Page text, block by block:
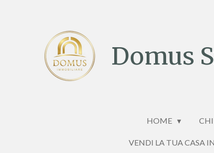
Domus
HOME
VENDI LA TUA CASA